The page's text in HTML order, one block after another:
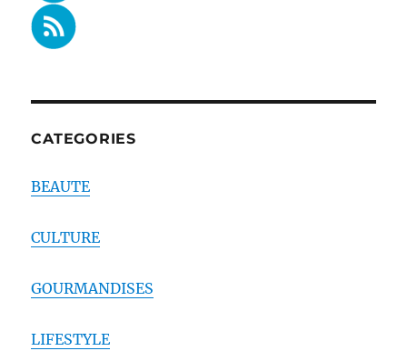
CATEGORIES
BEAUTE
CULTURE
GOURMANDISES
LIFESTYLE